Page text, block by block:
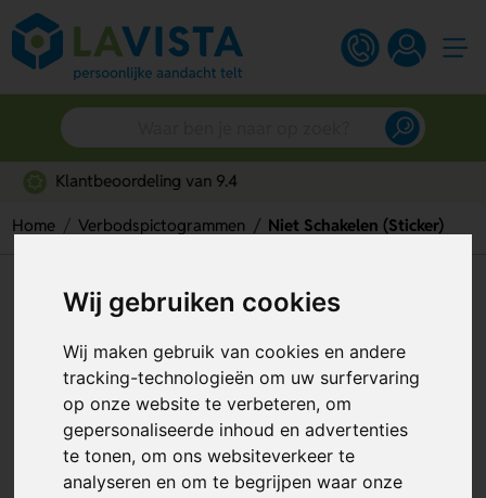
Wij gebruiken cookies
Wij maken gebruik van cookies en andere
tracking-technologieën om uw surfervaring
op onze website te verbeteren, om
gepersonaliseerde inhoud en advertenties
te tonen, om ons websiteverkeer te
analyseren en om te begrijpen waar onze
Gratis digitaal ontwerp
Home Verbodspictogrammen Niet Schakelen (Sticker)
Niet Schakelen (Sticker)